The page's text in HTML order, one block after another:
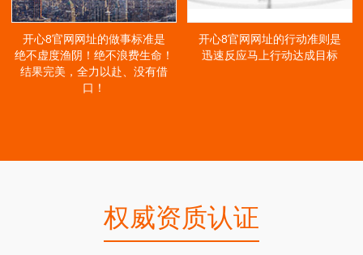
开心8官网网址的做事标准是
绝不虚度渔阴！绝不浪费生命！
结果完美，全力以赴、没有借
口！
开心8官网网址的行动准则是
迅速反应马上行动达成目标
权威资质认证